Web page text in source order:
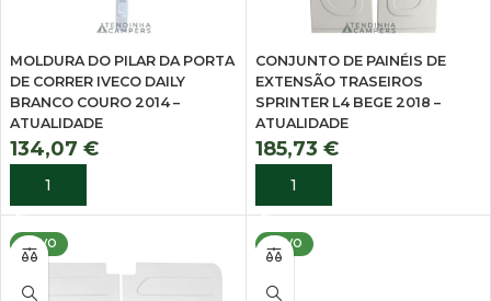
MOLDURA DO PILAR DA PORTA
DE CORRER IVECO DAILY
BRANCO COURO 2014 –
ATUALIDADE
134,07 €
ADICIONAR
CONJUNTO DE PAINÉIS DE
EXTENSÃO TRASEIROS
SPRINTER L4 BEGE 2018 –
ATUALIDADE
185,73 €
ADICIONAR
NOVO NOVO